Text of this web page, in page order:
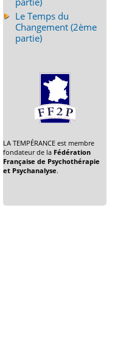
Le Temps du
Changement (2ème
partie)
LA TEMPÉRANCE est membre
fondateur de la Fédération
Française de Psychothérapie
et Psychanalyse.